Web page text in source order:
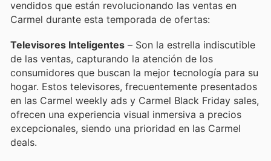
vendidos que están revolucionando las ventas en
Carmel durante esta temporada de ofertas:
Televisores Inteligentes – Son la estrella indiscutible
de las ventas, capturando la atención de los
consumidores que buscan la mejor tecnología para su
hogar. Estos televisores, frecuentemente presentados
en las Carmel weekly ads y Carmel Black Friday sales,
ofrecen una experiencia visual inmersiva a precios
excepcionales, siendo una prioridad en las Carmel
deals.